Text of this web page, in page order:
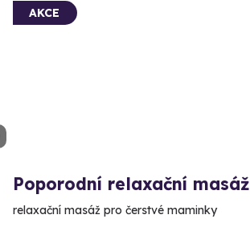
AKCE
Poporodní relaxační masáž
relaxační masáž pro čerstvé maminky